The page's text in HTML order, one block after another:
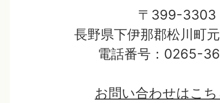
〒399-3303
長野県下伊那郡松川町
電話番号：0265-
お問い合わせはこ